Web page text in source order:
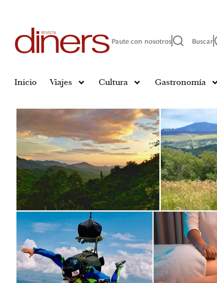
Paute con nosotros Buscar
Inicio Viajes Cultura Gastronomía